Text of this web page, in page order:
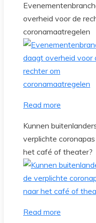
overheid voor de
coronamaatregelen
Read more
Kunnen
verplichte
het café of theater?
Read more